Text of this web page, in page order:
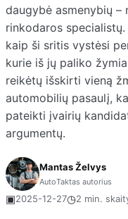
daugybė asmenybių
rinkodaros
kaip ši sritis vystėsi
kurie iš jų paliko
reikėtų išskirti vieną
automobilių pasaulį,
pateikti įvairių
argumentų.
Mantas Želvys
AutoTaktas autorius
▣2025-12-27◷2 min.